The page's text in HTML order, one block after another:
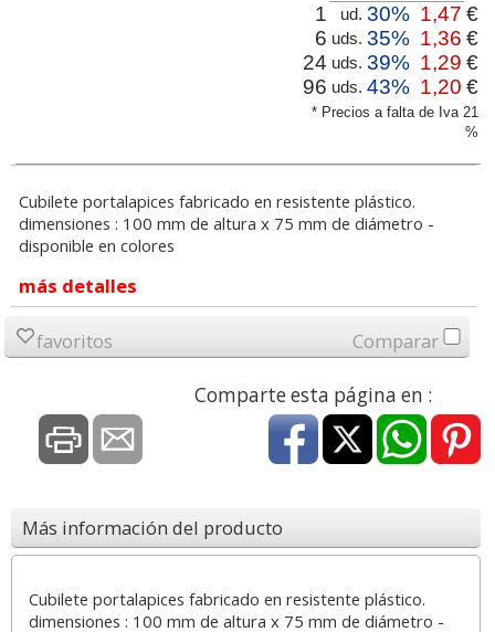
* Precios a falta de Iva 21
%
1 ud. 30% 1,47 €
6 uds. 35% 1,36 €
24 uds. 39% 1,29 €
96 uds. 43% 1,20 €
Cubilete portalapices fabricado en resistente plástico.
dimensiones : 100 mm de altura x 75 mm de diámetro -
disponible en colores
más detalles
favoritos Comparar
Comparte esta página en :
Más información del producto
Cubilete portalapices fabricado en resistente plástico.
dimensiones : 100 mm de altura x 75 mm de diámetro -